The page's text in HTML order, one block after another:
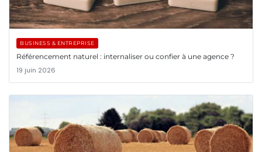
BUSINESS & ENTREPRISE
Référencement naturel : internaliser ou confier à une agence ?
19 juin 2026